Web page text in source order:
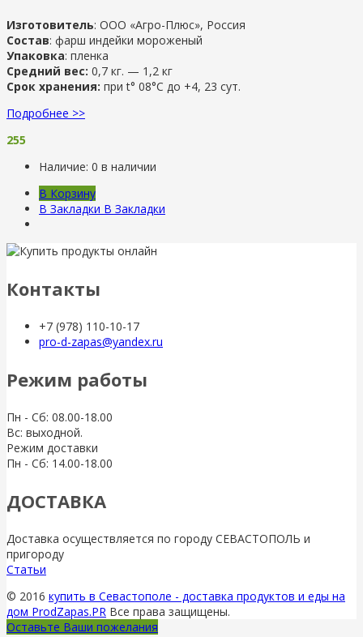
Изготовитель: ООО «Агро-Плюс», Россия
Состав: фарш индейки мороженый
Упаковка: пленка
Средний вес: 0,7 кг. — 1,2 кг
Срок хранения: при t° 08°С до +4, 23 сут.
Подробнее >>
255
Наличие: 0 в наличии
В Корзину
В Закладки В Закладки
Контакты
+7 (978) 110-10-17
pro-d-zapas@yandex.ru
Режим работы
Пн - Сб: 08.00-18.00
Вс: выходной.
Режим доставки
Пн - Сб: 14.00-18.00
ДОСТАВКА
Доставка осуществляется по городу СЕВАСТОПОЛЬ и
пригороду
Статьи
© 2016 купить в Севастополе - доставка продуктов и еды на
дом ProdZapas.PR Все права защищены.
Оставьте Ваши пожелания